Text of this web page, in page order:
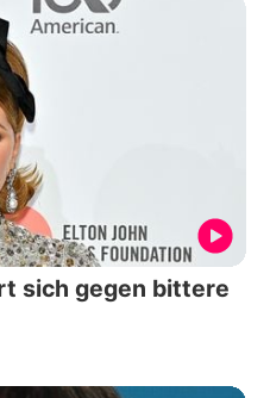
sich gegen bittere